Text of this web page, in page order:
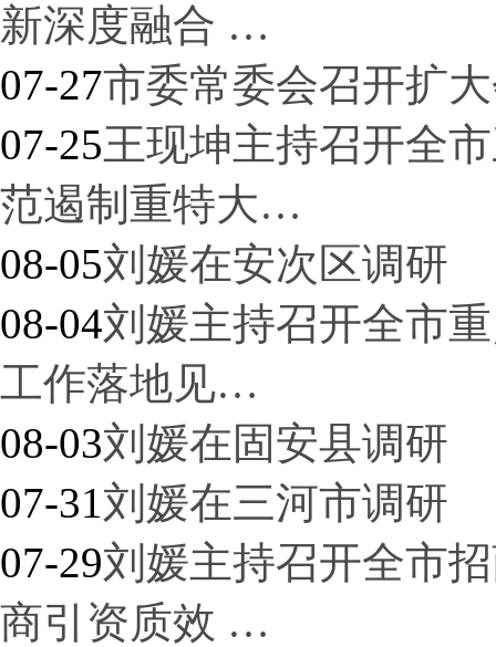
新深度融合 …
07-27市委常委会召开扩
07-25王现坤主持召开全
范遏制重特大…
08-05刘媛在安次区调研
08-04刘媛主持召开全市
工作落地见…
08-03刘媛在固安县调研
07-31刘媛在三河市调研
07-29刘媛主持召开全市
商引资质效 …